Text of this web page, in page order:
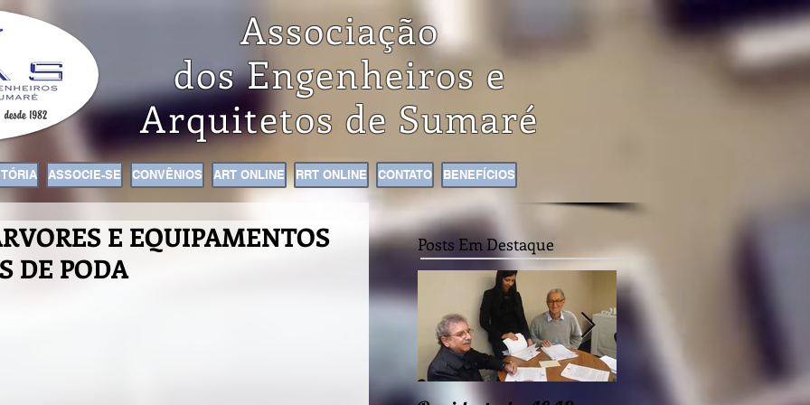
Associação
dos Engenheiros e
Arquitetos de Sumaré
ASSOCIE-SE CONVÊNIOS ART ONLINE RRT ONLINE CONTATO BENEFÍCIOS
E EQUIPAMENTOS
DE PODA
Posts Em Destaque